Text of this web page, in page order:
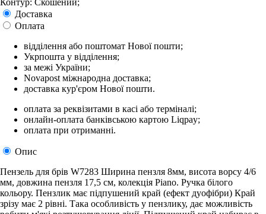
Доставка
Оплата
відділення або поштомат Нової пошти;
Укрпошта у відділення;
за межі України;
Novapost міжнародна доставка;
доставка кур'єром Нової пошти.
оплата за реквізитами в касі або терміналі;
онлайн-оплата банківською картою Liqpay;
оплата при отриманні.
Опис
Пензель для брів W7283 Ширина пензля 8мм, висота ворсу 4/6
мм, довжина пензля 17,5 см, колекція Piano. Ручка білого
кольору. Пензлик має підпушений край (ефект дуофібри) Край
зрізу має 2 рівні. Така особливість у пензлику, дає можливість